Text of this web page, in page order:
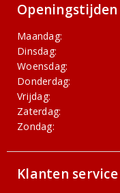
Openingstijden
Maandag:
Dinsdag:
Woensdag:
Donderdag:
Vrijdag:
Zaterdag:
Zondag:
Klanten service